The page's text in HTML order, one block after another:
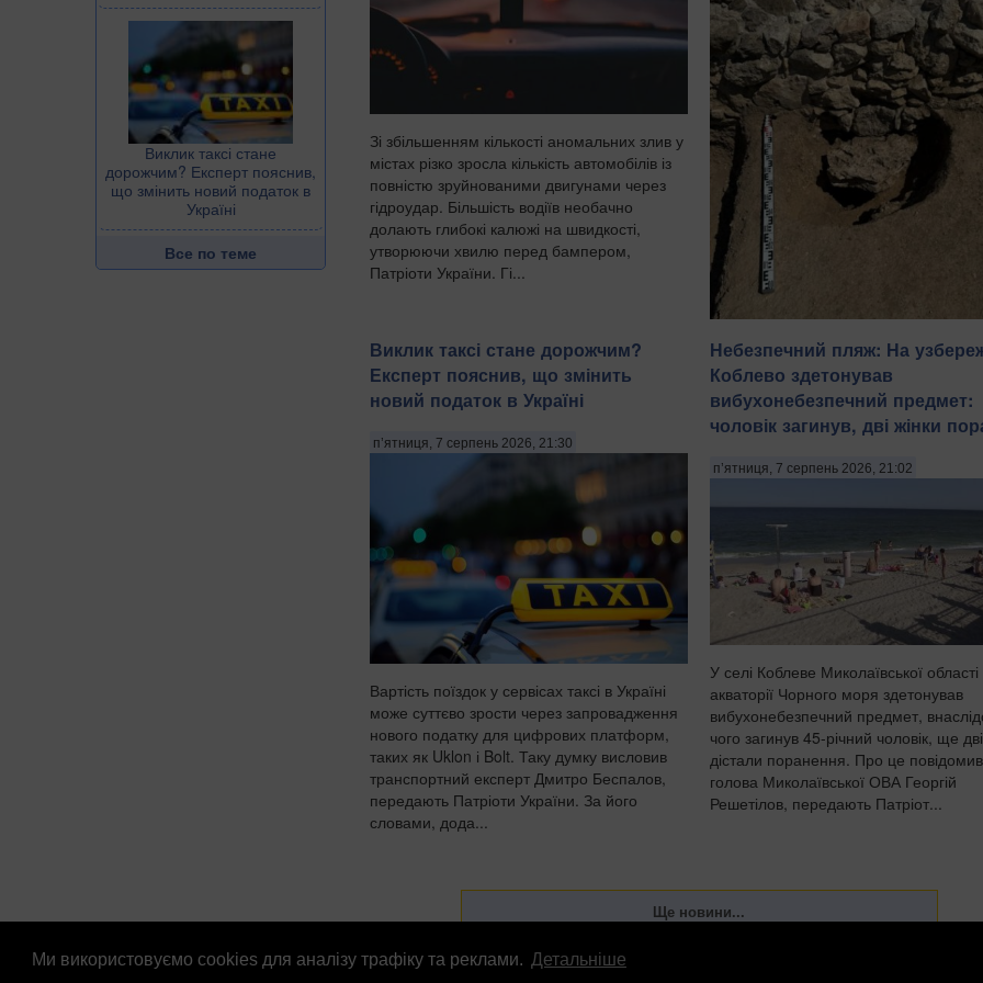
Ми використовуємо cookies для аналізу трафіку та реклами. Детальніше
Виклик таксі стане
дорожчим? Експерт пояснив,
що змінить новий податок в
Україні
Все по теме
Зі збільшенням кількості аномальних злив у
містах різко зросла кількість автомобілів із
повністю зруйнованими двигунами через
гідроудар. Більшість водіїв необачно
долають глибокі калюжі на швидкості,
утворюючи хвилю перед бампером,
Патріоти України. Гі...
Археологи повідомили про рідкісну
на території давнього городища
котре розташоване на Керченському
півострові. Під вівтарним столиком,
вмурованим у фундамент північної
храму Зевса Генарха і Сотера,
жертовне поховання, п...
Виклик таксі стане дорожчим?
Експерт пояснив, що змінить
новий податок в Україні
п’ятниця, 7 серпень 2026, 21:30
Вартість поїздок у сервісах таксі в Україні
може суттєво зрости через запровадження
нового податку для цифрових платформ,
таких як Uklon і Bolt. Таку думку висловив
транспортний експерт Дмитро Беспалов,
передають Патріоти України. За його
словами, дода...
Небезпечний пляж: На
Коблево здетонував
вибухонебезпечний предмет:
чоловік загинув, дві жінки
п’ятниця, 7 серпень 2026, 21:02
У селі Коблеве Миколаївської області
акваторії Чорного моря здетонував
вибухонебезпечний предмет,
чого загинув 45-річний чоловік, ще
дістали поранення. Про це повідомив
голова Миколаївської ОВА Георгій
Решетілов, передають Патріот...